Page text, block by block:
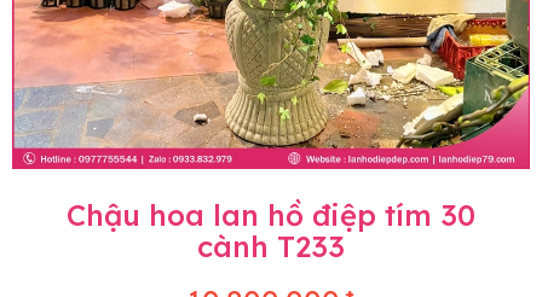
Chậu hoa lan hồ điệp tím 30
cành T233